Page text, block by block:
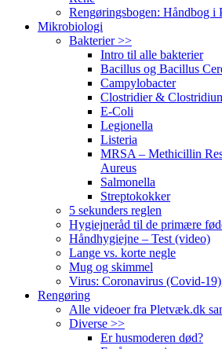
Rengøringsbogen: Håndbog
Mikrobiologi
Bakterier >>
Intro til alle bakterier
Bacillus og Bacillus
Campylobacter
Clostridier &
E-Coli
Legionella
Listeria
MRSA – Methicillin
Aureus
Salmonella
Streptokokker
5 sekunders reglen
Hygiejneråd til de primære
Håndhygiejne – Test (video)
Lange vs. korte negle
Mug og skimmel
Virus: Coronavirus (Covid-
Rengøring
Alle videoer fra Pletvæk.dk
Diverse >>
Er husmoderen død?